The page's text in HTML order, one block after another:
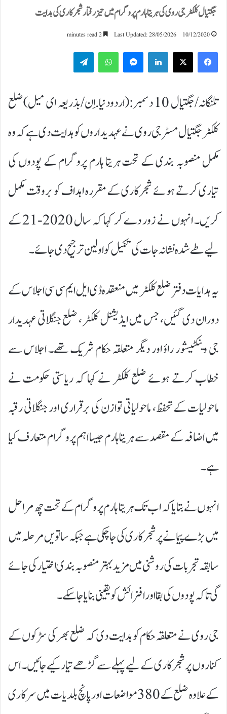
جگتیال کلکٹر جی روی کی ہریتا ہارم پروگرام میں تیز رفتار شجرکاری کی ہدایت
10/12/2020
Last Updated: 28/05/2026
LinkedIn
WhatsApp
تلنگانہ/جگتیال 10 دسمبر:(اردودنیا.اِن/بذریعہ ای میل)ضلع
کلکٹر جگتیال مسٹر جی روی نے عہدیداروں کو ہدایت دی ہے کہ وہ
مکمل منصوبہ بندی کے تحت ہریتا ہارم پروگرام کے پودوں کی
تیاری کرتے ہوئے شجرکاری کے مقررہ اہداف کو بروقت مکمل
کریں۔ انہوں نے زور دے کر کہا کہ سال 2020-21 کے
لیے طے شدہ نشانہ جات کی تکمیل کو اولین ترجیح دی جائے۔
یہ ہدایات دفتر ضلع کلکٹر میں منعقدہ ڈی ایل ایم سی سی اجلاس کے
دوران دی گئیں، جس میں ایڈیشنل کلکٹر، ضلع جنگلاتی عہدیدار
جی وینکٹیشور راؤ اور دیگر متعلقہ حکام شریک تھے۔ اجلاس سے
خطاب کرتے ہوئے ضلع کلکٹر نے کہا کہ ریاستی حکومت نے
ماحولیات کے تحفظ، ماحولیاتی توازن کی برقراری اور جنگلاتی رقبہ
میں اضافہ کے مقصد سے ہریتا ہارم جیسا اہم پروگرام متعارف کیا
ہے۔
انہوں نے بتایا کہ اب تک ہریتا ہارم پروگرام کے تحت چھ مراحل
میں بڑے پیمانے پر شجرکاری کی جا چکی ہے جبکہ ساتویں مرحلہ میں
سابقہ تجربات کی روشنی میں مزید بہتر منصوبہ بندی اختیار کی جائے
گی تاکہ پودوں کی بقا اور افزائش کو یقینی بنایا جاسکے۔
جی روی نے متعلقہ حکام کو ہدایت دی کہ ضلع بھر کی سڑکوں کے
کناروں پر شجرکاری کے لیے پہلے سے گڑھے تیار کیے جائیں۔ اس
کے علاوہ ضلع کے 380 مواضعات اور پانچ بلدیات میں سرکاری